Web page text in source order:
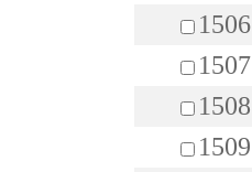
1506
1507
1508
1509